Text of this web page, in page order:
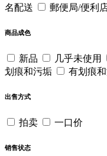
名配送
郵便局/便利
商品成色
新品 几乎未使用
划痕和污垢
有划痕
出售方式
拍卖 一口价
销售状态